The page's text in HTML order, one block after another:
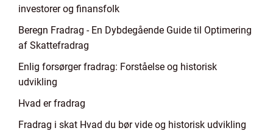
investorer og finansfolk
Beregn Fradrag - En Dybdegående Guide til Optimering
af Skattefradrag
Enlig forsørger fradrag: Forståelse og historisk
udvikling
Hvad er fradrag
Fradrag i skat Hvad du bør vide og historisk udvikling